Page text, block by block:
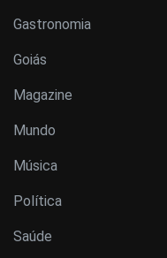
Gastronomia
Goiás
Magazine
Mundo
Música
Política
Saúde